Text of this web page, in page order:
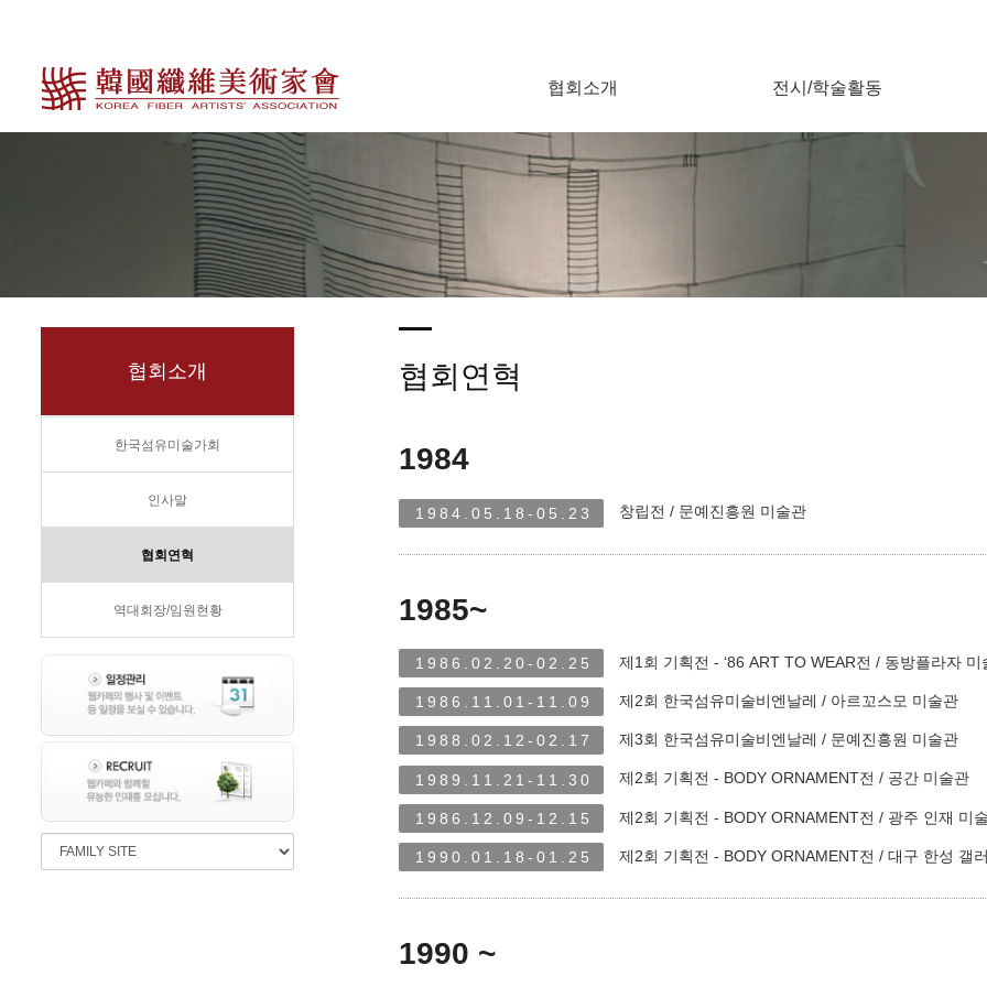
협회소개 전시/학술활동
협회소개
한국섬유미술가회
인사말
협회연혁
역대회장/임원현황
협회연혁
1984
1984.05.18-05.23 창립전 / 문예진흥원 미술관
1985~
1986.02.20-02.25 제1회 기획전 - ‘86 ART TO WEAR전 / 동방플라자 미
1986.11.01-11.09 제2회 한국섬유미술비엔날레 / 아르꼬스모 미술관
1988.02.12-02.17 제3회 한국섬유미술비엔날레 / 문예진흥원 미술관
1989.11.21-11.30 제2회 기획전 - BODY ORNAMENT전 / 공간 미술관
1986.12.09-12.15 제2회 기획전 - BODY ORNAMENT전 / 광주 인재 미
1990.01.18-01.25 제2회 기획전 - BODY ORNAMENT전 / 대구 한성 갤
1990 ~